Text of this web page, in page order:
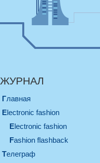
ЖУРНАЛ
Главная
electronic fashion
electronic fashion
Fashion flashback
телеграф